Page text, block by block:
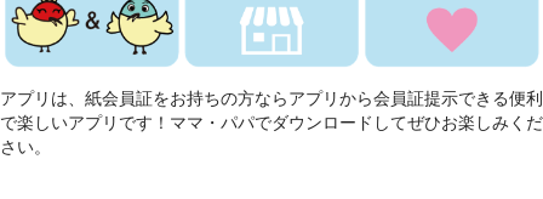
アプリは、紙会員証をお持ちの方ならアプリから会員証提示できる便利
で楽しいアプリです！ママ・パパでダウンロードしてぜひお楽しみくだ
さい。